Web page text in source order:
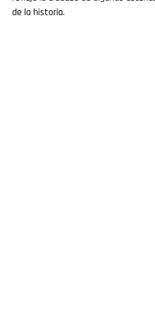
de la historia.